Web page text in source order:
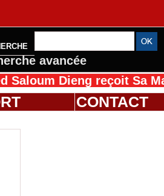
avancée
Dieng reçoit Sa Majesté
CONTACT